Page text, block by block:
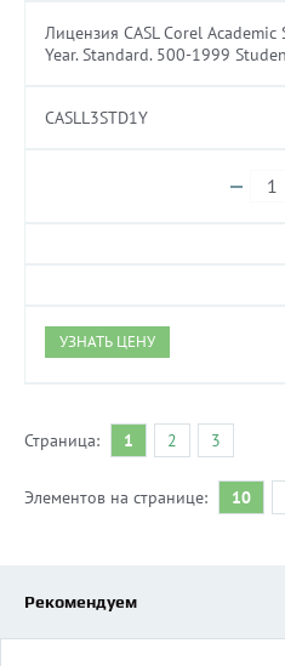
Лицензия CASL Corel
Year. Standard. 500-1999
CASLL3STD1Y
УЗНАТЬ ЦЕНУ
Страница: 1 2 3
Элементов на странице: 10
Рекомендуем